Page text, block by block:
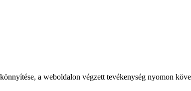
a weboldalon végzett tevékenység nyomon